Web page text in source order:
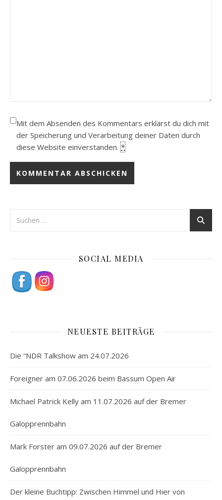
Mit dem Absenden des Kommentars erklärst du dich mit
der Speicherung und Verarbeitung deiner Daten durch
diese Website einverstanden. *
SOCIAL MEDIA
NEUESTE BEITRÄGE
Die “NDR Talkshow am 24.07.2026
Foreigner am 07.06.2026 beim Bassum Open Air
Michael Patrick Kelly am 11.07.2026 auf der Bremer
Galopprennbahn
Mark Forster am 09.07.2026 auf der Bremer
Galopprennbahn
Der kleine Buchtipp: Zwischen Himmel und Hier von